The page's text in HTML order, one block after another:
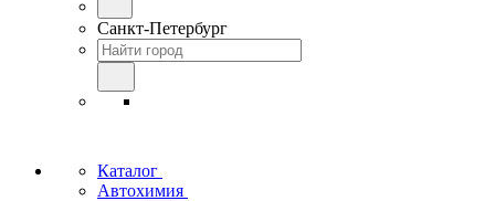
Санкт-Петербург
Каталог
Автохимия